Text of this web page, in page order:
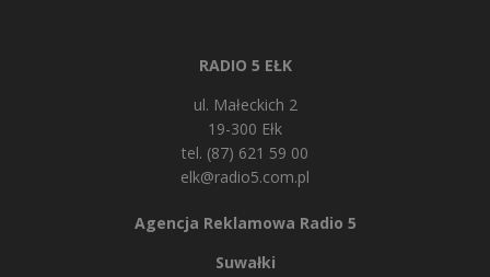
RADIO 5 EŁK
ul. Małeckich 2
19-300 Ełk
tel. (87) 621 59 00
elk@radio5.com.pl
Agencja Reklamowa Radio 5
Suwałki